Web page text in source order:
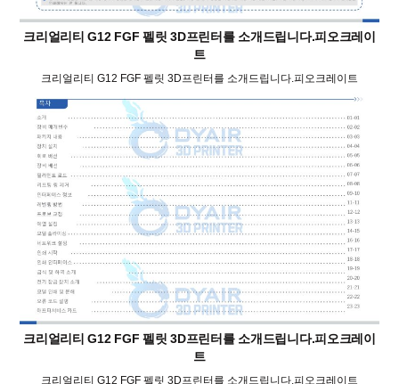
크리얼리티 G12 FGF 펠릿 3D프린터를 소개드립니다.피오크레이
트
크리얼리티 G12 FGF 펠릿 3D프린터를 소개드립니다.피오크레이트
크리얼리티 G12 FGF 펠릿 3D프린터를 소개드립니다.피오크레이
트
크리얼리티 G12 FGF 펠릿 3D프린터를 소개드립니다.피오크레이트